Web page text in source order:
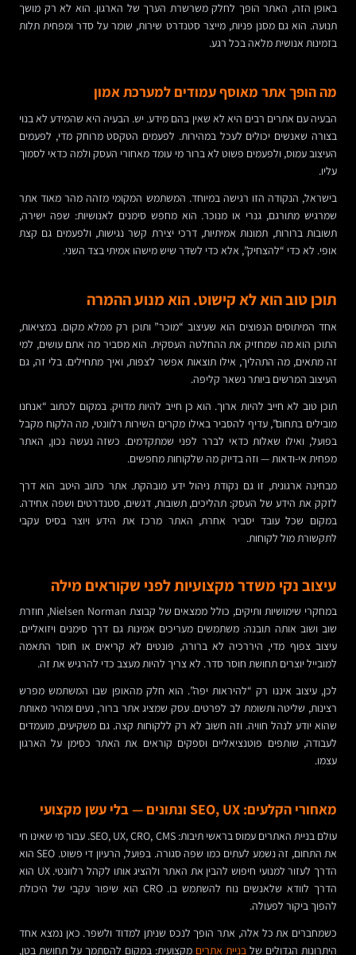
באופן הזה, האתר הופך לחלק משרשרת הערך של הארגון. הוא לא רק מושך
תנועה. הוא גם מסנן פניות, מייצר סטנדרט שירות, שומר על סדר ומפחית תלות
בזמינות אנושית מלאה בכל רגע.
מה הופך אתר מאוסף עמודים למערכת אמון
הבעיה עם אתרים רבים היא לא שאין בהם מידע. יש. הבעיה היא שהמידע לא בנוי
בצורה שאנשים יכולים לעכל במהירות. לפעמים הטקסט מרוחק מדי, לפעמים
העיצוב עמוס, ולפעמים פשוט לא ברור מי עומד מאחורי העסק ולמה כדאי לסמוך
עליו.
בישראל, הנקודה הזו רגישה במיוחד. המשתמש המקומי מזהה מהר מאוד אתר
שמרגיש מתורגם, גנרי או מנוכר. הוא מחפש סימנים לאנושיות: שפה ישירה,
תשובות ברורות, תמונות אמיתיות, דרכי יצירת קשר נגישות, ולפעמים גם קצת
אופי. לא כדי “להצחיק”, אלא כדי לשדר שיש מישהו אמיתי בצד השני.
תוכן טוב הוא לא קישוט. הוא מנוע ההמרה
אחד המיתוסים הנפוצים הוא שעיצוב “מוכר” ותוכן רק ממלא מקום. במציאות,
התוכן הוא מה שמחזיק את ההחלטה העסקית. הוא מסביר מה אתם עושים, למי
זה מתאים, מה התהליך, אילו תוצאות אפשר לצפות, ואיך מתחילים. בלי זה, גם
העיצוב המרשים ביותר נשאר קליפה.
תוכן טוב לא חייב להיות ארוך. הוא כן חייב להיות מדויק. במקום לכתוב “אנחנו
מובילים בתחום”, עדיף להסביר באילו מקרים השירות רלוונטי, מה הלקוח מקבל
בפועל, ואילו שאלות כדאי לברר לפני שמתקדמים. כשזה נעשה נכון, האתר
מפחית אי-ודאות — וזה בדיוק מה שלקוחות מחפשים.
מבחינה ארגונית, זו גם נקודת ניהול ידע מובהקת. אתר כתוב היטב הוא דרך
לזקק את הידע של העסק: תהליכים, תשובות, דגשים, סטנדרטים ושפה אחידה.
במקום שכל עובד יסביר אחרת, האתר מרכז את הידע ויוצר בסיס עקבי
לתקשורת מול לקוחות.
עיצוב נקי משדר מקצועיות לפני שקוראים מילה
במחקרי שימושיות ותיקים, כולל ממצאים של קבוצת Nielsen Norman, חוזרת
שוב ושוב אותה תובנה: משתמשים מעריכים אמינות גם דרך סימנים ויזואליים.
עיצוב צפוף מדי, היררכיה לא ברורה, פונטים לא קריאים או חוסר התאמה
למובייל יוצרים תחושת חוסר סדר. לא צריך להיות מעצב כדי להרגיש את זה.
לכן, עיצוב איננו רק “להיראות יפה”. הוא חלק מהאופן שבו המשתמש מפרש
רצינות, שליטה ותשומת לב לפרטים. עסק שמציג אתר ברור, נעים ומהיר מאותת
שהוא יודע לנהל חוויה. וזה חשוב לא רק ללקוחות קצה. גם משקיעים, מועמדים
לעבודה, שותפים פוטנציאליים וספקים קוראים את האתר כסימן על הארגון
עצמו.
מאחורי הקלעים: SEO, UX ונתונים — בלי עשן מקצועי
עולם בניית האתרים עמוס בראשי תיבות: SEO, UX, CRO, CMS. עבור מי שאינו חי
את התחום, זה נשמע לעתים כמו שפה סגורה. בפועל, הרעיון די פשוט. SEO הוא
הדרך לעזור למנועי חיפוש להבין את האתר ולהציג אותו לקהל רלוונטי. UX הוא
הדרך לוודא שלאנשים נוח להשתמש בו. CRO הוא שיפור עקבי של היכולת
להפוך ביקור לפעולה.
כשמחברים את כל אלה, אתר הופך לנכס שניתן למדוד ולשפר. כאן נמצא אחד
היתרונות הגדולים של בניית אתרים מקצועית: במקום להסתמך על תחושת בטן,